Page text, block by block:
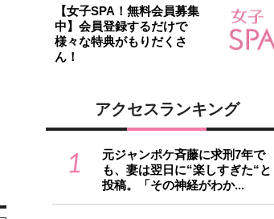
【女子SPA！無料会員募集
中】会員登録するだけで
様々な特典がもりだくさ
ん！
アクセスランキング
1
元ジャンポケ斉藤に求刑7年で
も、妻は翌日に“楽しすぎた“と
投稿。「その神経がわか...